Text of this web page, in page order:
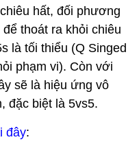
hất, đối phương
thoát ra khỏi chiêu
là tối thiểu (Q Singed
phạm vi). Còn với
sẽ là hiệu ứng vô
đặc biệt là 5vs5.
đây: